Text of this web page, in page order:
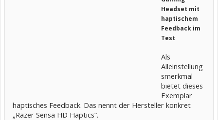
Headset mit
haptischem
Feedback im
Test
Als
Alleinstellung
smerkmal
bietet dieses
Exemplar
haptisches Feedback. Das nennt der Hersteller konkret
„Razer Sensa HD Haptics“.